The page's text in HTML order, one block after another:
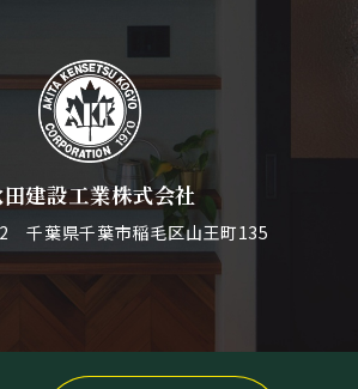
建設工業株式会社
千葉県千葉市稲毛区山王町135